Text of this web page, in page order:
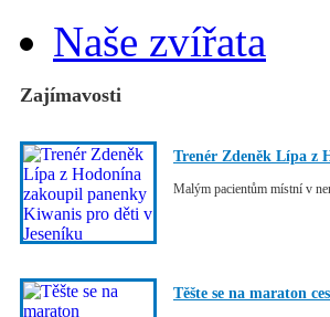
Naše zvířata
Zajímavosti
Trenér Zdeněk Lípa z
Malým pacientům místní v
Těšte se na maraton